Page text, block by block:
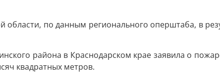
области, по данным регионального оперштаба, в
района в Краснодарском крае заявила о
квадратных метров.